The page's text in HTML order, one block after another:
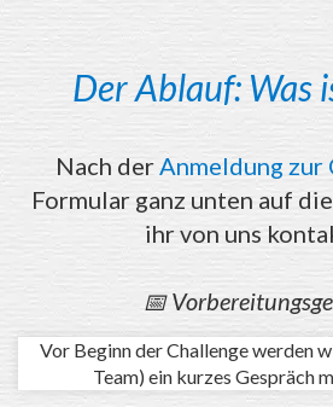
Der Ablauf: Was
Nach derAnmeldung zur
Formular ganz unten auf
ihr von uns
📅
Vor Beginn der Challenge werden
Team) ein kurzes Gespräch